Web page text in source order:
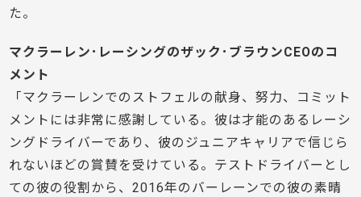
た。
マクラーレン･レーシングのザック･ブラウンCEOのコ
メント
「マクラーレンでのストフェルの献身、努力、コミット
メントには非常に感謝している。彼は才能のあるレーシ
ングドライバーであり、彼のジュニアキャリアで信じら
れないほどの賞賛を受けている。テストドライバーとし
ての彼の役割から、2016年のバーレーンでの彼の素晴